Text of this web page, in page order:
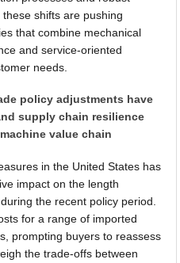
shifts are pushing
that combine mechanical
and service-oriented
needs.
policy adjustments have
supply chain resilience
value chain
in the United States has
impact on the length
the recent policy period.
for a range of imported
prompting buyers to reassess
the trade-offs between